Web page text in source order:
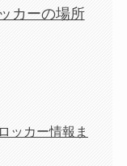
カーの場所
ッカー情報ま